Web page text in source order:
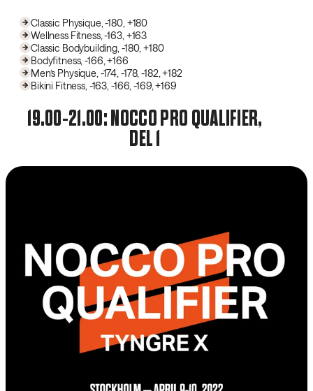
Classic Physique, -180, +180
Wellness Fitness, -163, +163
Classic Bodybuilding, -180, +180
Bodyfitness, -166, +166
Men’s Physique, -174, -178, -182, +182
Bikini Fitness, -163, -166, -169, +169
19.00-21.00: NOCCO PRO QUALIFIER,
DEL 1